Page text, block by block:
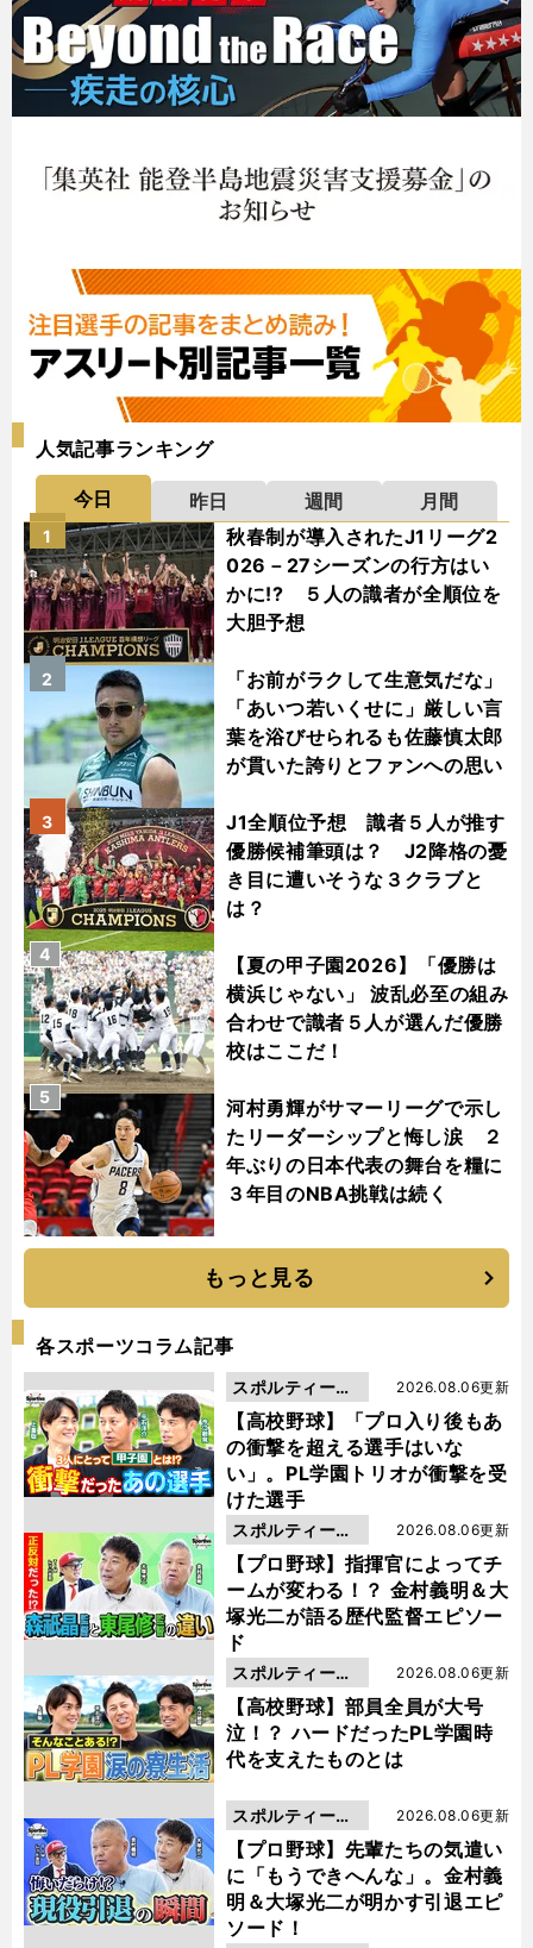
人気記事ランキング
今日 昨日 週間
月間
秋春制が導入されたJ1リーグ2
026－27シーズンの行方はい
かに!? ５人の識者が全順位を
大胆予想
1
「お前がラクして生意気だな」
「あいつ若いくせに」厳しい言
葉を浴びせられるも佐藤慎太郎
が貫いた誇りとファンへの思い
2
J1全順位予想 識者５人が推す
優勝候補筆頭は？ J2降格の憂
き目に遭いそうな３クラブと
は？
3
【夏の甲子園2026】「優勝は
横浜じゃない」 波乱必至の組み
合わせで識者５人が選んだ優勝
校はここだ！
4
河村勇輝がサマーリーグで示し
たリーダーシップと悔し涙 ２
年ぶりの日本代表の舞台を糧に
３年目のNBA挑戦は続く
5
もっと見る
各スポーツコラム記事
【高校野球】「プロ入り後もあ
の衝撃を超える選手はいな
い」。PL学園トリオが衝撃を受
けた選手
2026.08.06更新
スポルティーバ
動画
【プロ野球】指揮官によってチ
ームが変わる！？ 金村義明＆大
塚光二が語る歴代監督エピソー
ド
2026.08.06更新
スポルティーバ
動画
【高校野球】部員全員が大号
泣！？ ハードだったPL学園時
代を支えたものとは
2026.08.06更新
スポルティーバ
動画
【プロ野球】先輩たちの気遣い
に「もうできへんな」。金村義
明＆大塚光二が明かす引退エピ
ソード！
2026.08.06更新
スポルティーバ
動画